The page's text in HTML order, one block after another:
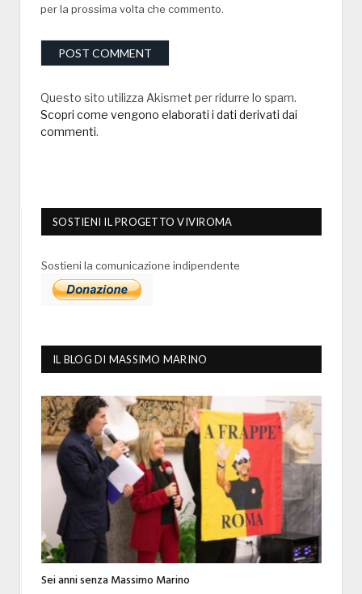
per la prossima volta che commento.
Questo sito utilizza Akismet per ridurre lo spam.
Scopri come vengono elaborati i dati derivati dai
commenti.
SOSTIENI IL PROGETTO VIVIROMA
Sostieni la comunicazione indipendente
IL BLOG DI MASSIMO MARINO
Sei anni senza Massimo Marino